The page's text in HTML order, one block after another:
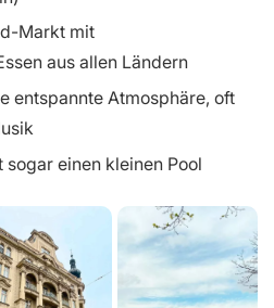
Markt mit
aus allen Ländern
entspannte Atmosphäre, oft
einen kleinen Pool